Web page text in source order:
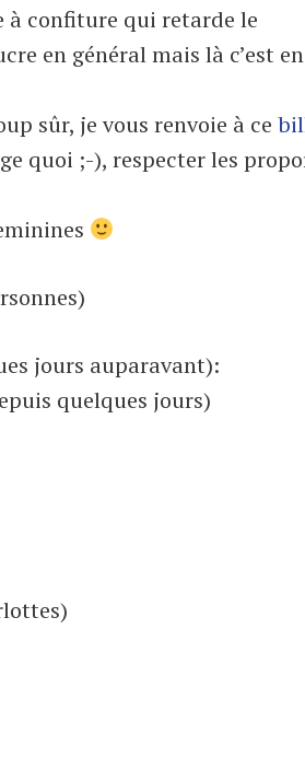
à confiture qui retarde le
en général mais là c’est
sûr, je vous renvoie à ce
quoi ;-), respecter les
jours auparavant):
quelques jours)